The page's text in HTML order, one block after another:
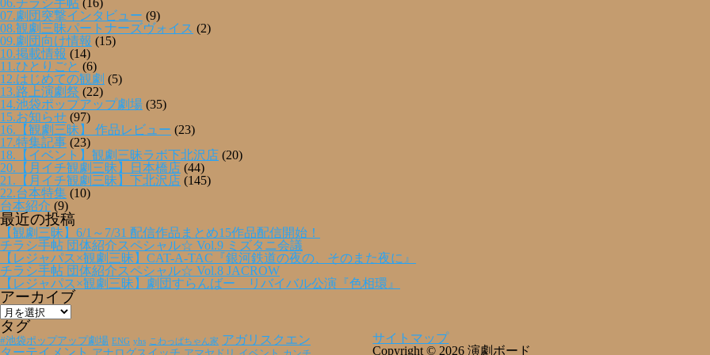
06.チラシ手帖 (16)
07.劇団突撃インタビュー (9)
08.観劇三昧パートナーズヴォイス (2)
09.劇団向け情報 (15)
10.掲載情報 (14)
11.ひとりごと (6)
12.はじめての観劇 (5)
13.路上演劇祭 (22)
14.池袋ポップアップ劇場 (35)
15.お知らせ (97)
16.【観劇三昧】 作品レビュー (23)
17.特集記事 (23)
18.【イベント】観劇三昧ラボ下北沢店 (20)
20.【月イチ観劇三昧】日本橋店 (44)
21.【月イチ観劇三昧】下北沢店 (145)
22.台本特集 (10)
台本紹介 (9)
最近の投稿
【観劇三昧】6/1～7/31 配信作品まとめ15作品配信開始！
チラシ手帖 団体紹介スペシャル☆ Vol.9 ミズタニ会議
【レジャパス×観劇三昧】CAT-A-TAC『銀河鉄道の夜の、そのまた夜に』
チラシ手帖 団体紹介スペシャル☆ Vol.8 JACROW
【レジャパス×観劇三昧】劇団すらんばー リバイバル公演『色相環』
アーカイブ
ア
ー
カ
イ
タグ
#池袋ポップアップ劇場 ENG yhs こわっぱちゃん家 アガリスクエン
ターテイメント
サイトマップ
Copyright © 2026 演劇ボード